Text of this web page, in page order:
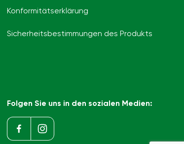
Konformitätserklärung
Sicherheitsbestimmungen des Produkts
Folgen Sie uns in den sozialen Medien: